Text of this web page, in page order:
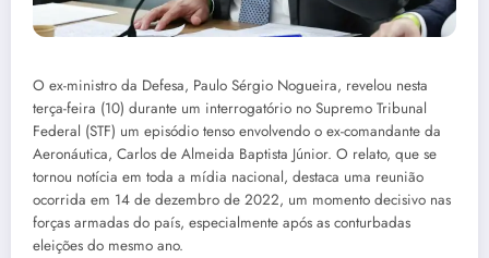
O ex-ministro da Defesa, Paulo Sérgio Nogueira, revelou nesta
terça-feira (10) durante um interrogatório no Supremo Tribunal
Federal (STF) um episódio tenso envolvendo o ex-comandante da
Aeronáutica, Carlos de Almeida Baptista Júnior. O relato, que se
tornou notícia em toda a mídia nacional, destaca uma reunião
ocorrida em 14 de dezembro de 2022, um momento decisivo nas
forças armadas do país, especialmente após as conturbadas
eleições do mesmo ano.